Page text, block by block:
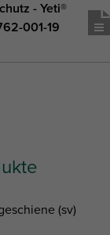
- Yeti®
001-19